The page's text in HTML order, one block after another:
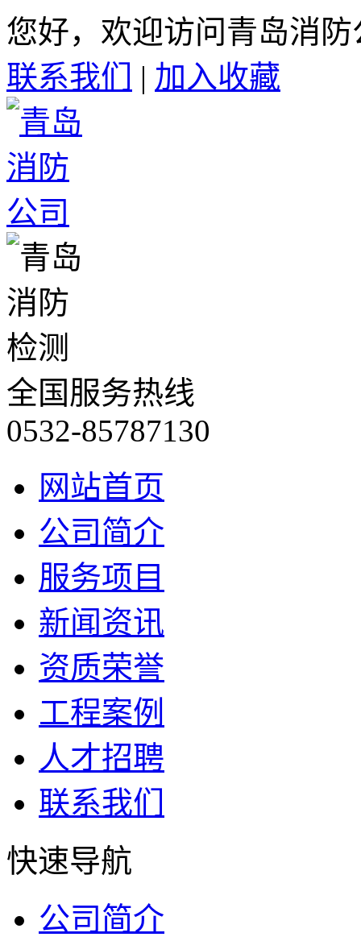
您好，欢迎访问青岛消
联系我们
| 加入收藏
全国服务热线
0532-85787130
网站首页
公司简介
服务项目
新闻资讯
资质荣誉
工程案例
人才招聘
联系我们
快速导航
公司简介